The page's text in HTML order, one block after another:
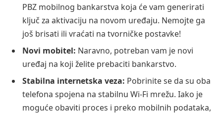
PBZ mobilnog bankarstva koja će vam generirati
ključ za aktivaciju na novom uređaju. Nemojte ga
još brisati ili vraćati na tvorničke postavke!
Novi mobitel: Naravno, potreban vam je novi
uređaj na koji želite prebaciti bankarstvo.
Stabilna internetska veza: Pobrinite se da su oba
telefona spojena na stabilnu Wi-Fi mrežu. Iako je
moguće obaviti proces i preko mobilnih podataka,